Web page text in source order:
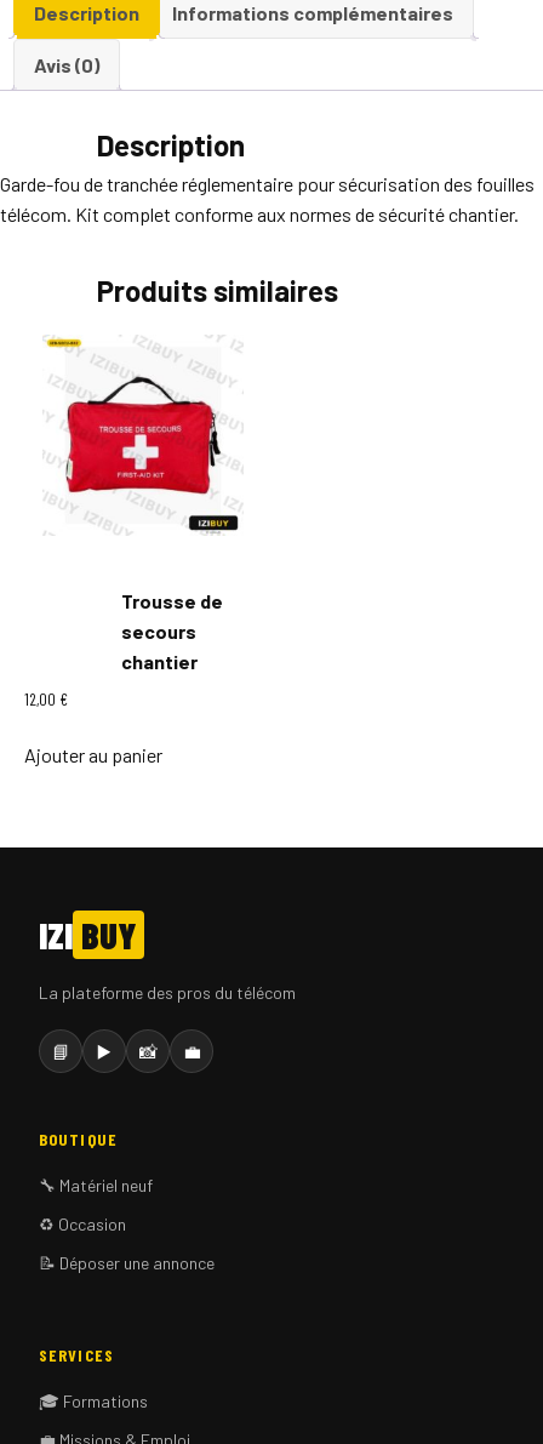
Description Informations complémentaires
Avis (0)
Description
Garde-fou de tranchée réglementaire pour sécurisation des fouilles
télécom. Kit complet conforme aux normes de sécurité chantier.
Produits similaires
Trousse de
secours
chantier
12,00 €
Ajouter au panier
IZI BUY
La plateforme des pros du télécom
📘 ▶️ 📸 💼
BOUTIQUE
🔧 Matériel neuf
♻️ Occasion
📝 Déposer une annonce
SERVICES
🎓 Formations
💼 Missions & Emploi